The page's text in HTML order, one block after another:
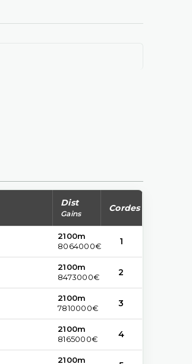
Dist
Gains
Cordes
2100m
8064000€
1
2100m
8473000€
2
2100m
7810000€
3
2100m
8165000€
4
2100m